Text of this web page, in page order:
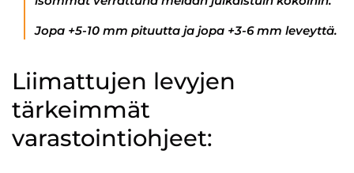
Jopa +5-10 mm pituutta ja jopa +3-6 mm leveyttä.
Liimattujen levyjen
tärkeimmät
varastointiohjeet: